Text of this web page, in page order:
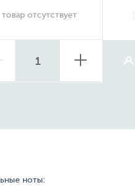
товар отсутствует
ноты: